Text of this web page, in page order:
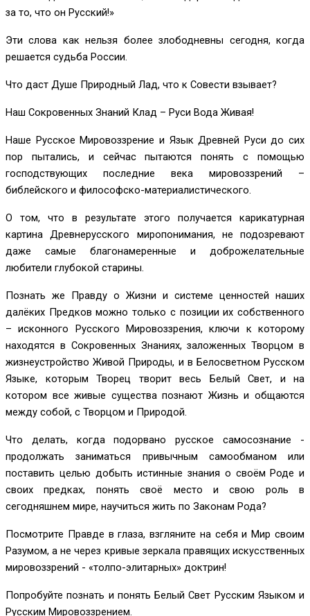
за то, что он Русский!»
Эти слова как нельзя более злободневны сегодня, когда
решается судьба России.
Что даст Душе Природный Лад, что к Совести взывает?
Наш Сокровенных Знаний Клад – Руси Вода Живая!
Наше Русское Мировоззрение и Язык Древней Руси до сих
пор пытались, и сейчас пытаются понять с помощью
господствующих последние века мировоззрений –
библейского и философско-материалистического.
О том, что в результате этого получается карикатурная
картина Древнерусского миропонимания, не подозревают
даже самые благонамеренные и доброжелательные
любители глубокой старины.
Познать же Правду о Жизни и системе ценностей наших
далёких Предков можно только с позиции их собственного
– исконного Русского Мировоззрения, ключи к которому
находятся в Сокровенных Знаниях, заложенных Творцом в
жизнеустройство Живой Природы, и в Белосветном Русском
Языке, которым Творец творит весь Белый Свет, и на
котором все живые существа познают Жизнь и общаются
между собой, с Творцом и Природой.
Что делать, когда подорвано русское самосознание -
продолжать заниматься привычным самообманом или
поставить целью добыть истинные знания о своём Роде и
своих предках, понять своё место и свою роль в
сегодняшнем мире, научиться жить по Законам Рода?
Посмотрите Правде в глаза, взгляните на себя и Мир своим
Разумом, а не через кривые зеркала правящих искусственных
мировоззрений - «толпо-элитарных» доктрин!
Попробуйте познать и понять Белый Свет Русским Языком и
Русским Мировоззрением.